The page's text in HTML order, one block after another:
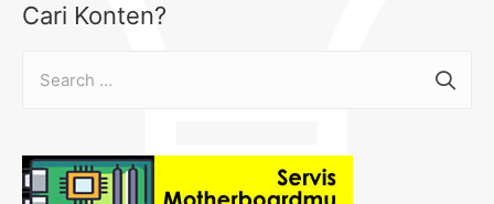
Cari Konten?